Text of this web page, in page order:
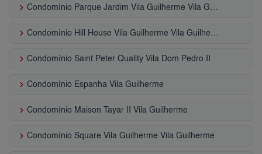
keyboard_arrow_right Condomínio Parque Jardim Vila Guilherme Vila Guilherme
keyboard_arrow_right Condomínio Hill House Vila Guilherme Vila Guilherme
keyboard_arrow_right Condomínio Saint Peter Quality Vila Dom Pedro II
keyboard_arrow_right Condomínio Espanha Vila Guilherme
keyboard_arrow_right Condomínio Maison Tayar II Vila Guilherme
keyboard_arrow_right Condomínio Square Vila Guilherme Vila Guilherme